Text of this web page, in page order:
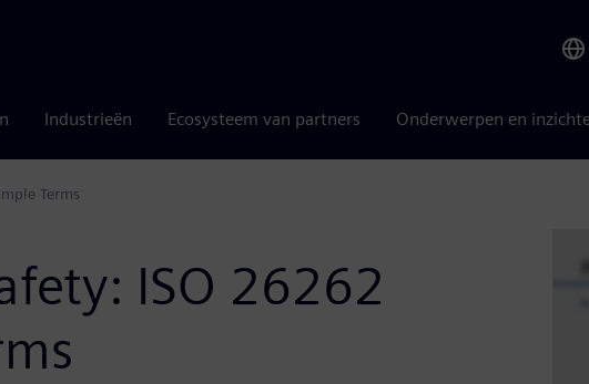
Industrieën Ecosysteem van partners Onderwerpen en
Terms
ISO 26262